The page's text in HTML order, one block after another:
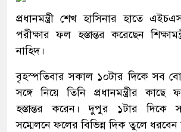
প্রধানমন্ত্রী শেখ হাসিনার হাতে
পরীক্ষার ফল হস্তান্তর করেছেন
নাহিদ।
বৃহস্পতিবার সকাল ১০টার দিকে সব
সঙ্গে নিয়ে তিনি প্রধানমন্ত্রীর কাছে
হস্তান্তর করেন। দুপুর ১টার দিকে
সম্মেলনে ফলের বিভিন্ন দিক তুলে ধরবেন